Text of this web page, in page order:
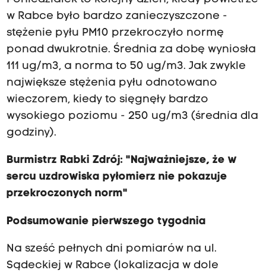
w Rabce było bardzo zanieczyszczone -
stężenie pyłu PM10 przekroczyło normę
ponad dwukrotnie. Średnia za dobę wyniosła
111 ug/m3, a norma to 50 ug/m3. Jak zwykle
największe stężenia pyłu odnotowano
wieczorem, kiedy to sięgnęły bardzo
wysokiego poziomu - 250 ug/m3 (średnia dla
godziny).
Burmistrz Rabki Zdrój: "Najważniejsze, że w
sercu uzdrowiska pyłomierz nie pokazuje
przekroczonych norm"
Podsumowanie pierwszego tygodnia
Na sześć pełnych dni pomiarów na ul.
Sądeckiej w Rabce (lokalizacja w dole